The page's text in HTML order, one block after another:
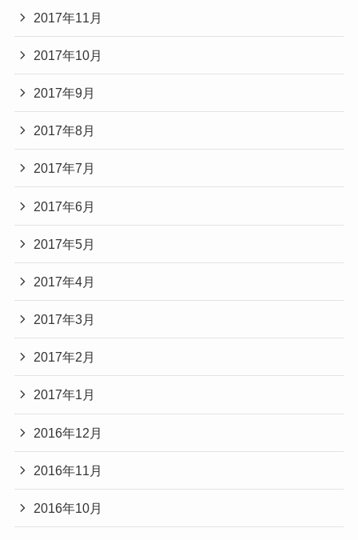
2017年11月
2017年10月
2017年9月
2017年8月
2017年7月
2017年6月
2017年5月
2017年4月
2017年3月
2017年2月
2017年1月
2016年12月
2016年11月
2016年10月